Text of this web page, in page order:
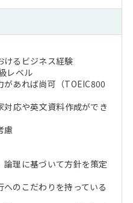
けるビジネス経験
レベル
があれば尚可（TOEIC800
応や英文資料作成ができ
慮
論理に基づいて方針を策定
へのこだわりを持っている